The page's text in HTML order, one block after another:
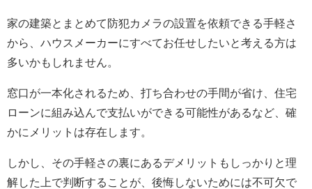
家の建築とまとめて防犯カメラの設置を依頼できる手軽さ
から、ハウスメーカーにすべてお任せしたいと考える方は
多いかもしれません。
窓口が一本化されるため、打ち合わせの手間が省け、住宅
ローンに組み込んで支払いができる可能性があるなど、確
かにメリットは存在します。
しかし、その手軽さの裏にあるデメリットもしっかりと理
解した上で判断することが、後悔しないためには不可欠で